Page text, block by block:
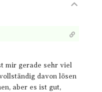
mir gerade sehr viel
davon lösen
aber es ist gut,